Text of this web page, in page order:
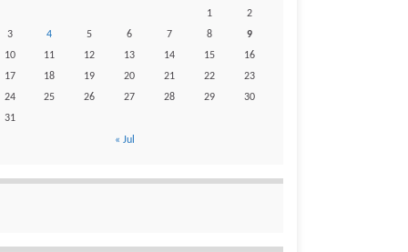
1
2
3
4 5 6 7 8
9
10
11 12 13 14 15
16
17
18 19 20 21 22
23
24
25 26 27 28 29
30
31
« Jul